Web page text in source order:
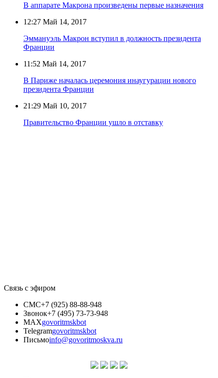
В аппарате Макрона произведены первые назначения
12:27 Май 14, 2017
Эммануэль Макрон вступил в должность президента
Франции
11:52 Май 14, 2017
В Париже началась церемония инаугурации нового
президента Франции
21:29 Май 10, 2017
Правительство Франции ушло в отставку
Связь с эфиром
СМС+7 (925) 88-88-948
Звонок+7 (495) 73-73-948
MAXgovoritmskbot
Telegramgovoritmskbot
Письмоinfo@govoritmoskva.ru